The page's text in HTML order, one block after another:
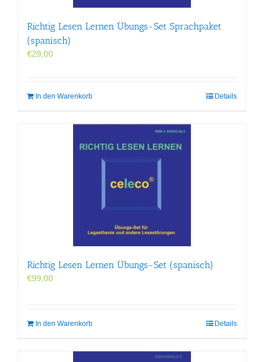
Richtig Lesen Lernen Übungs-Set Sprachpaket
(spanisch)
€29,00
In den Warenkorb Details
Richtig Lesen Lernen Übungs-Set (spanisch)
€99,00
In den Warenkorb Details